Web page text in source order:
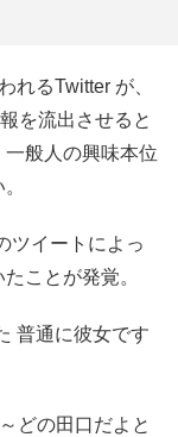
るTwitter が、
を流出させると
般人の興味本位
ツイートによっ
ことが発覚。
普通に彼女です
どの田口だよと